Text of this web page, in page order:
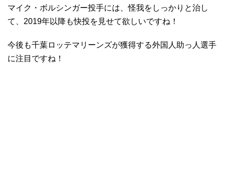
マイク・ボルシンガー投手には、怪我をしっかりと治し
て、2019年以降も快投を見せて欲しいですね！
今後も千葉ロッテマリーンズが獲得する外国人助っ人選手
に注目ですね！